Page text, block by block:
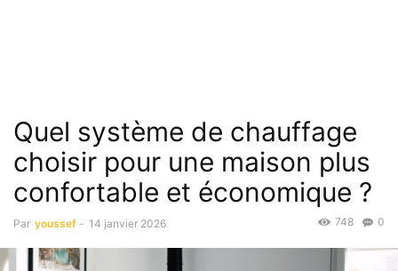
Quel système de chauffage
choisir pour une maison plus
confortable et économique ?
Par youssef - 14 janvier 2026 0
748